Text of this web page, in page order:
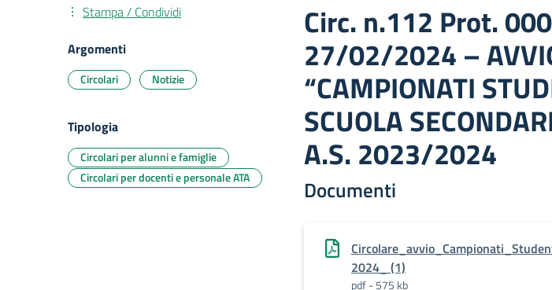
Circ. n.112 Prot.
27/02/2024 –
“CAMPIONATI
SCUOLA
A.S. 2023/2024
Documenti
2024_ (1)
pdf - 575 kb
Stampa / Condividi
Argomenti
Circolari Notizie
Tipologia
Circolari per alunni e famiglie
Circolari per docenti e personale ATA